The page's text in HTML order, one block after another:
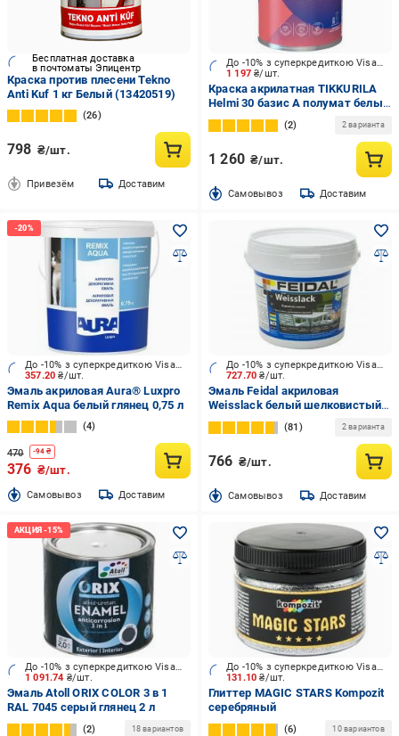
Бесплатная доставка
в почтоматы Эпицентр
Краска против плесени Tekno
Anti Kuf 1 кг Белый (13420519)
26
798 ₴/шт.
Привезём Доставим
1 197₴/шт.
До -10% з суперкредиткою Visa Вигода
Краска акрилатная TIKKURILA
Helmi 30 базис А полумат белый
0,9 л
2 2 варианта
1 260 ₴/шт.
Cамовывоз Доставим
357.20₴/шт.
До -10% з суперкредиткою Visa Вигода
Эмаль акриловая Aura® Luxpro
Remix Aqua белый глянец 0,75 л
4
470 -94 ₴
376 ₴/шт.
Cамовывоз Доставим
727.70₴/шт.
До -10% з суперкредиткою Visa Вигода
Эмаль Feidal акриловая
Weisslack белый шелковистый
мат 1 л
81 2 варианта
766 ₴/шт.
Cамовывоз Доставим
1 091.74 ₴/шт.
До -10% з суперкредиткою Visa Вигода
Эмаль Atoll ORIX COLOR 3 в 1
RAL 7045 серый глянец 2 л
2 18 вариантов
131.10₴/шт.
До -10% з суперкредиткою Visa Вигода
Глиттер MAGIC STARS Kompozit
серебряный
6 10 вариантов